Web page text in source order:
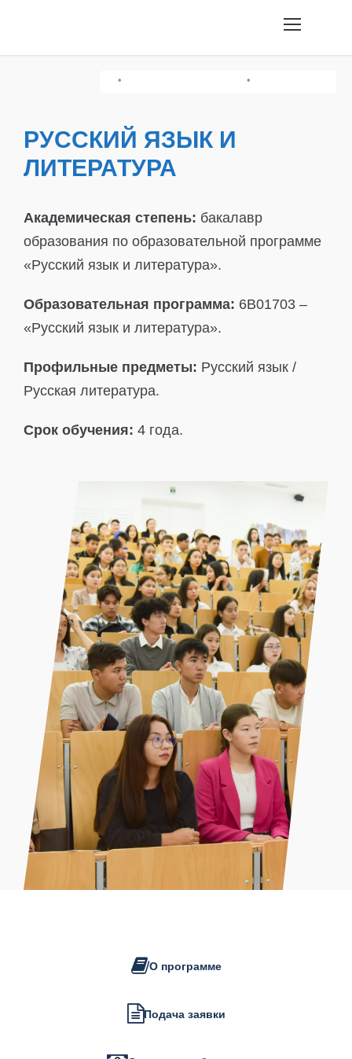
РУССКИЙ ЯЗЫК И
ЛИТЕРАТУРА
Академическая степень: бакалавр
образования по образовательной программе
«Русский язык и литература».
Образовательная программа: 6B01703 –
«Русский язык и литература».
Профильные предметы: Русский язык /
Русская литература.
Срок обучения: 4 года.
О программе
Подача заявки
Творческий Экзамен
• Грамотность Чтения/История Казахстана
•